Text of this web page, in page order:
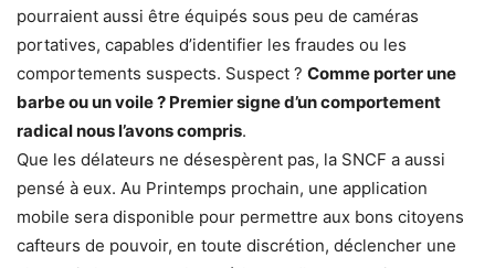
pourraient aussi être équipés sous peu de caméras
portatives, capables d’identifier les fraudes ou les
comportements suspects. Suspect ? Comme porter une
barbe ou un voile ? Premier signe d’un comportement
radical nous l’avons compris.
Que les délateurs ne désespèrent pas, la SNCF a aussi
pensé à eux. Au Printemps prochain, une application
mobile sera disponible pour permettre aux bons citoyens
cafteurs de pouvoir, en toute discrétion, déclencher une